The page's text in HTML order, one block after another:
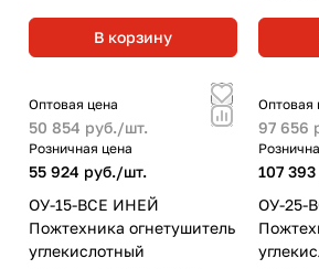
В корзину
Оптовая цена
50 854 руб./шт.
Розничная цена
55 924 руб./шт.
ОУ-15-ВСЕ ИНЕЙ
Пожтехника огнетушитель
углекислотный
Оптовая
97 656
107
ОУ-25-